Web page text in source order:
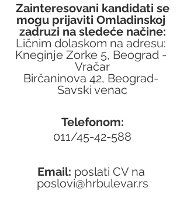
Zainteresovani kandidati se
mogu prijaviti Omladinskoj
zadruzi na sledeće načine:
Ličnim dolaskom na adresu:
Kneginje Zorke 5, Beograd -
Vračar
Birčaninova 42, Beograd-
Savski venac
Telefonom:
011/45-42-588
Email: poslati CV na
poslovi@hrbulevar.rs